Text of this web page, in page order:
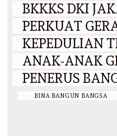
BKKKS DKI
PERKUAT
KEPEDULIAN
ANAK-ANAK
PENERUS
BINA BANGUN BANGSA